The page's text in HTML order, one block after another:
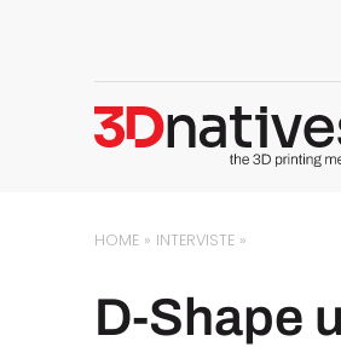
HOME » INTERVISTE »
D-Shape